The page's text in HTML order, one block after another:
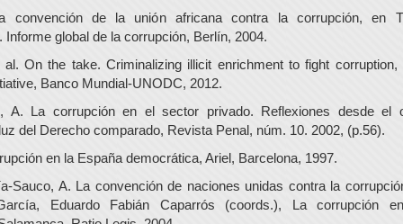
convención de la unión africana contra la corrupción, en
Informe global de la corrupción, Berlín, 2004.
On the take. Criminalizing illicit enrichment to fight corruption,
Banco Mundial-UNODC, 2012.
A. La corrupción en el sector privado. Reflexiones desde el
del Derecho comparado, Revista Penal, núm. 10. 2002, (p.56).
en la España democrática, Ariel, Barcelona, 1997.
Sauco, A. La convención de naciones unidas contra la
Eduardo Fabián Caparrós (coords.), La corrupción